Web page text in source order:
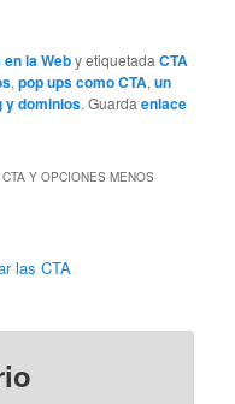
la Weby etiquetadaCTA
,pop ups como CTA,un
y dominios. Guardaenlace
Y OPCIONES MENOS
las CTA